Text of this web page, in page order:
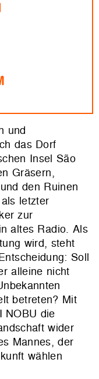
und
das Dorf
Insel São
Gräsern,
den Ruinen
letzter
zur
altes Radio. Als
wird, steht
Soll
alleine nicht
betreten? Mit
NOBU die
wider
Mannes, der
t wählen